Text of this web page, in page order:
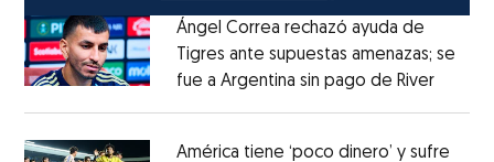
Ángel Correa rechazó ayuda de
Tigres ante supuestas amenazas; se
fue a Argentina sin pago de RiverOpens
América tiene ‘poco dinero’ y sufre